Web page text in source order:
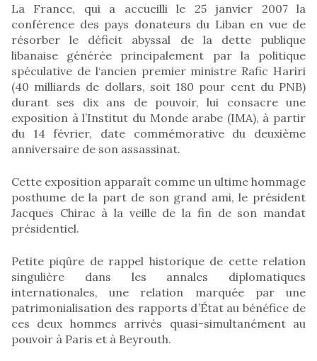
La France, qui a accueilli le 25 janvier 2007 la
conférence des pays donateurs du Liban en vue de
résorber le déficit abyssal de la dette publique
libanaise générée principalement par la politique
spéculative de l‘ancien premier ministre Rafic Hariri
(40 milliards de dollars, soit 180 pour cent du PNB)
durant ses dix ans de pouvoir, lui consacre une
exposition à l’Institut du Monde arabe (IMA), à partir
du 14 février, date commémorative du deuxième
anniversaire de son assassinat.
Cette exposition apparaît comme un ultime hommage
posthume de la part de son grand ami, le président
Jacques Chirac à la veille de la fin de son mandat
présidentiel.
Petite piqûre de rappel historique de cette relation
singulière dans les annales diplomatiques
internationales, une relation marquée par une
patrimonialisation des rapports d’État au bénéfice de
ces deux hommes arrivés quasi-simultanément au
pouvoir à Paris et à Beyrouth.